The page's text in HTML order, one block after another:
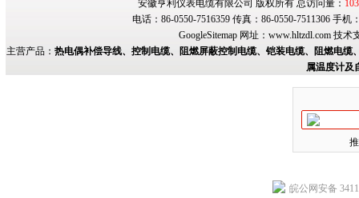
安徽亨利仪表电缆有限公司 版权所有 总访问量：
电话：86-0550-7516359 传真：86-0550-7511306 手
GoogleSitemap网址： www.hltzdl.com技术
主营产品： 热电偶补偿导线、控制电缆、阻燃屏蔽控制电缆、铠装电缆、阻燃电
属温度计及
皖公网安备